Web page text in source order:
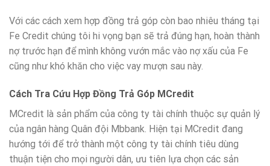
Với các cách xem hợp đồng trả góp còn bao nhiêu tháng tại
Fe Credit chúng tôi hi vọng bạn sẽ trả đúng hạn, hoàn thành
nợ trước hạn để mình không vướn mắc vào nợ xấu của Fe
cũng như khó khăn cho việc vay mượn sau này.
Cách Tra Cứu Hợp Đồng Trả Góp MCredit
MCredit là sản phẩm của công ty tài chính thuộc sự quản lý
của ngân hàng Quân đội Mbbank. Hiện tại MCredit đang
hướng tới để trở thành một công ty tài chính tiêu dùng
thuận tiện cho mọi người dân, ưu tiên lựa chọn các sản